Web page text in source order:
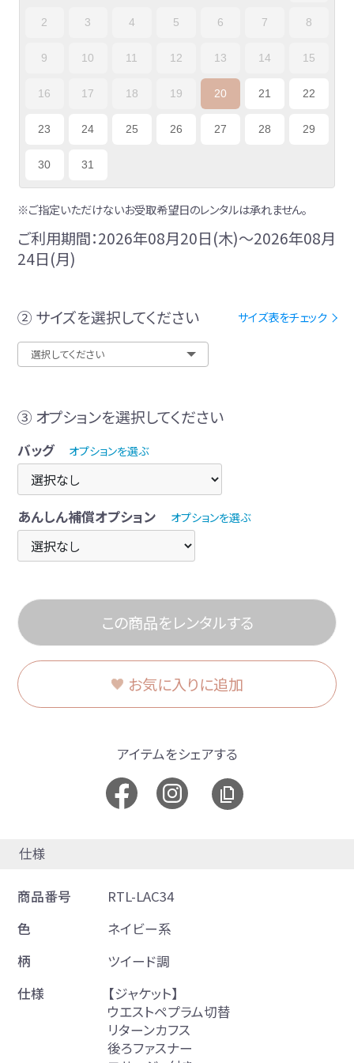
2 3 4 5 6 7 8
9 10 11 12 13 14 15
16 17 18 19 20 21 22
23 24 25 26 27 28 29
30 31
※ご指定いただけないお受取希望日のレンタルは承れません。
ご利用期間：2026年08月20日(木)～2026年08月
24日(月)
② サイズを選択してください サイズ表をチェック
③ オプションを選択してください
バッグ オプションを選ぶ
あんしん補償オプション オプションを選ぶ
この商品をレンタルする
お気に入りに追加
アイテムをシェアする
仕様
商品番号
RTL-LAC34
色
ネイビー系
柄
ツイード調
仕様
【ジャケット】
ウエストペプラム切替
リターンカフス
後ろファスナー